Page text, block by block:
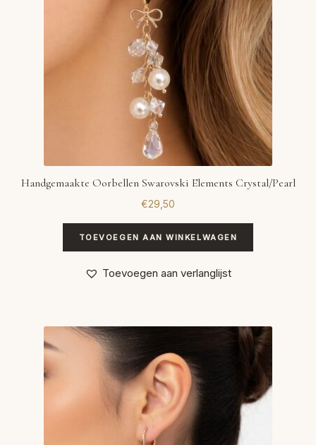
Handgemaakte Oorbellen Swarovski Elements Crystal/Pearl
€29,50
TOEVOEGEN AAN WINKELWAGEN
Toevoegen aan verlanglijst